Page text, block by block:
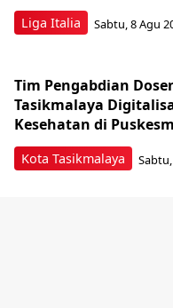
Liga Italia Sabtu, 8 Agu
Kota Tasikmalaya
Tim Pengabdian
Tasikmalaya
Kesehatan di